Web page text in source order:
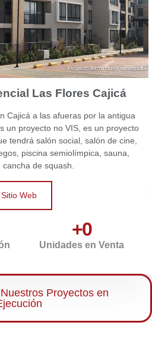
Las Flores Cajicá
Cajicá a las afueras por la antigua
un proyecto no VIS, es un proyecto
tendrá salón social, salón de cine,
piscina semiolímpica, sauna,
de squash.
Sitio Web
Unidades en Venta
+0
Proyectos en